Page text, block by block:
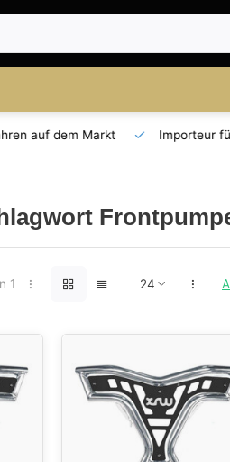
auf dem Markt Importeur für
1